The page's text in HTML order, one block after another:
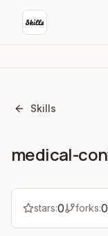
Skills
medical-
stars:0 forks:0